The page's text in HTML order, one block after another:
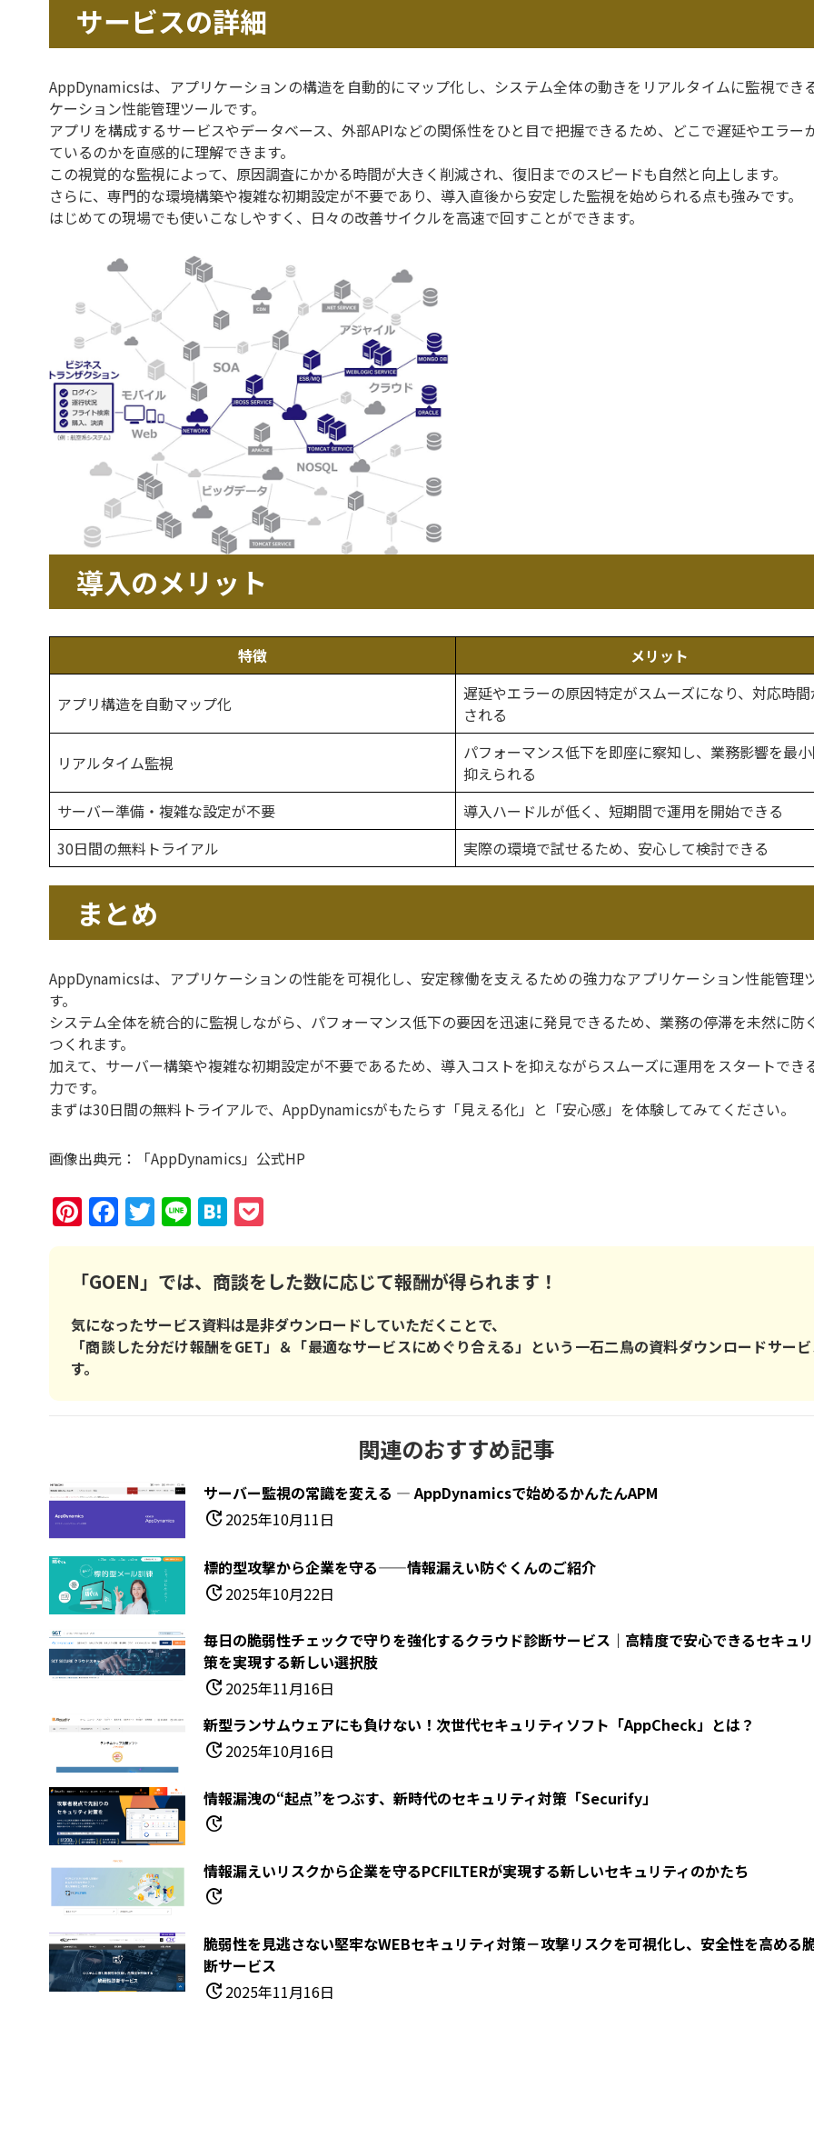
サービスの詳細
AppDynamicsは、アプリケーションの構造を自動的にマップ化し、システム全体の動きをリアルタイムに監視でき
ケーション性能管理ツールです。
アプリを構成するサービスやデータベース、外部APIなどの関係性をひと目で把握できるため、どこで遅延やエラー
ているのかを直感的に理解できます。
この視覚的な監視によって、原因調査にかかる時間が大きく削減され、復旧までのスピードも自然と向上します。
さらに、専門的な環境構築や複雑な初期設定が不要であり、導入直後から安定した監視を始められる点も強みです。
はじめての現場でも使いこなしやすく、日々の改善サイクルを高速で回すことができます。
導入のメリット
特徴 メリット
アプリ構造を自動マップ化
遅延やエラーの原因特定がスムーズになり、対応時
される
リアルタイム監視
パフォーマンス低下を即座に察知し、業務影響を最
抑えられる
サーバー準備・複雑な設定が不要
導入ハードルが低く、短期間で運用を開始できる
30日間の無料トライアル
実際の環境で試せるため、安心して検討できる
まとめ
AppDynamicsは、アプリケーションの性能を可視化し、安定稼働を支えるための強力なアプリケーション性能管理
す。
システム全体を統合的に監視しながら、パフォーマンス低下の要因を迅速に発見できるため、業務の停滞を未然に防
つくれます。
加えて、サーバー構築や複雑な初期設定が不要であるため、導入コストを抑えながらスムーズに運用をスタートでき
力です。
まずは30日間の無料トライアルで、AppDynamicsがもたらす「見える化」と「安心感」を体験してみてください。
画像出典元：「AppDynamics」公式HP
Pinterest
Facebook
Twitter
LineHatena
「GOEN」では、商談をした数に応じて報酬が得られます！
気になったサービス資料は是非ダウンロードしていただくことで、
「商談した分だけ報酬をGET」＆「最適なサービスにめぐり合える」という一石二鳥の資料ダウンロードサー
す。
関連のおすすめ記事
サーバー監視の常識を変える ― AppDynamicsで始めるかんたんAPM
update2025年10月11日
標的型攻撃から企業を守る——情報漏えい防ぐくんのご紹介
update2025年10月22日
毎日の脆弱性チェックで守りを強化するクラウド診断サービス｜高精度で安心できるセキュ
策を実現する新しい選択肢
update2025年11月16日
新型ランサムウェアにも負けない！次世代セキュリティソフト「AppCheck」とは？
update2025年10月16日
情報漏洩の“起点”をつぶす、新時代のセキュリティ対策「Securify」
update
情報漏えいリスクから企業を守る――PCFILTERが実現する新しいセキュリティのかたち
update
脆弱性を見逃さない堅牢なWEBセキュリティ対策－攻撃リスクを可視化し、安全性を高める
断サービス
update2025年11月16日